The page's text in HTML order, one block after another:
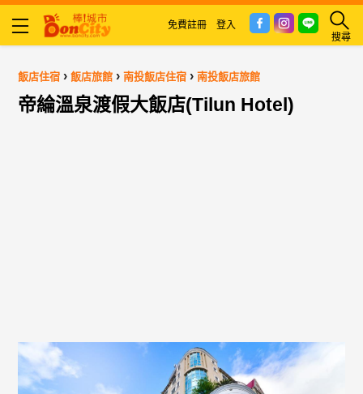
搜尋
免費註冊 登入
飯店住宿 ›飯店旅館 ›南投飯店住宿 ›南投飯店旅館
帝綸溫泉渡假大飯店(Tilun Hotel)